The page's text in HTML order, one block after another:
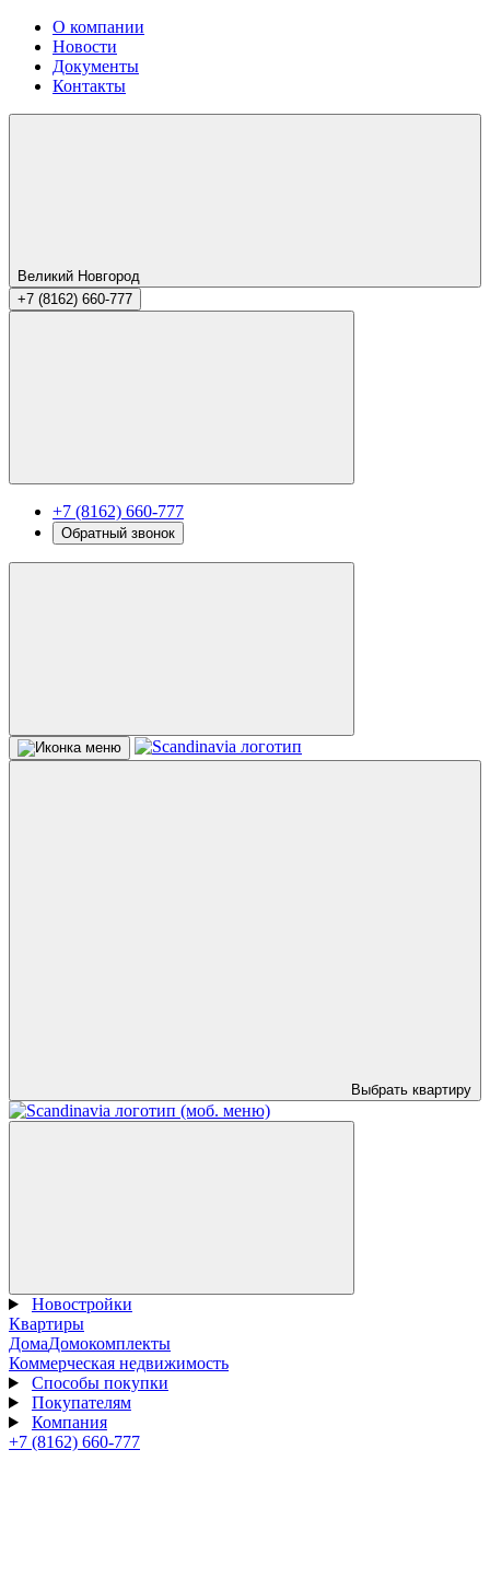
О компании
Новости
Документы
Контакты
Великий Новгород
+7 (8162) 660-777
+7 (8162) 660-777
Обратный звонок
Выбрать квартиру
Новостройки
Квартиры
ДомаДомокомплекты
Коммерческая недвижимость
Способы покупки
Покупателям
Компания
+7 (8162) 660-777